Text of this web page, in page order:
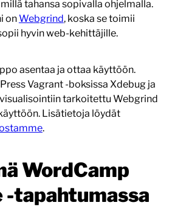
tahansa sopivalla ohjelmalla.
onWebgrind, koska se toimii
hyvin web-kehittäjille.
asentaa ja ottaa käyttöön.
Vagrant -boksissa Xdebug ja
tarkoitettu Webgrind
Lisätietoja löydät
.
WordCamp
-tapahtumassa